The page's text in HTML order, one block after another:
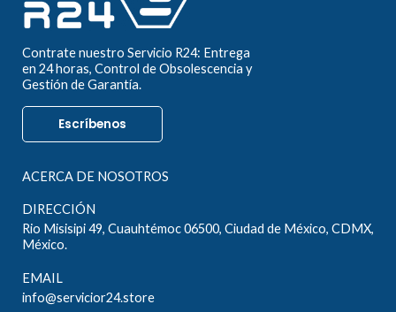
Contrate nuestro Servicio R24: Entrega
en 24 horas, Control de Obsolescencia y
Gestión de Garantía.
Escríbenos
ACERCA DE NOSOTROS
DIRECCIÓN
Rio Misisipi 49, Cuauhtémoc 06500, Ciudad de México, CDMX,
México.
EMAIL
info@servicior24.store